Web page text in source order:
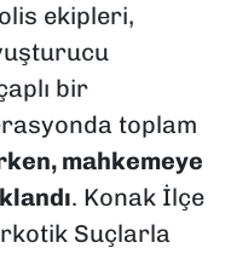
ekipleri,
bir
toplam
mahkemeye
. Konak İlçe
Suçlarla